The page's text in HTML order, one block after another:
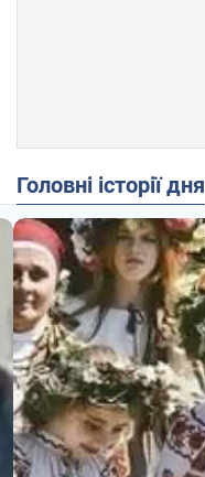
Головні історії дня